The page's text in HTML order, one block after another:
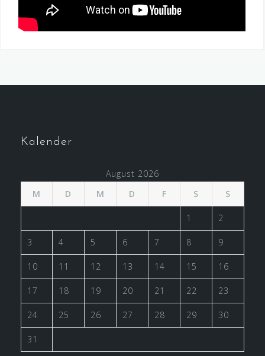
Kalender
August 2026
M
D M D F S S
1 2
3 4 5 6 7 8 9
10 11 12 13 14 15 16
17 18 19 20 21 22 23
24 25 26 27 28 29 30
31